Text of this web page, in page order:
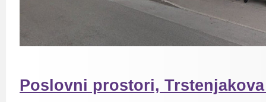
Poslovni prostori,